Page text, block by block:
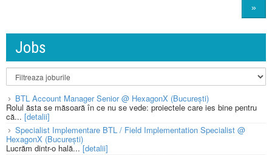
»
Jobs
BTL Account Manager Senior @ HexagonX (București)
Rolul ăsta se măsoară în ce nu se vede: proiectele care ies bine pentru
că... [detalii]
Specialist Implementare BTL / Field Implementation Specialist @
HexagonX (București)
Lucrăm dintr-o hală... [detalii]